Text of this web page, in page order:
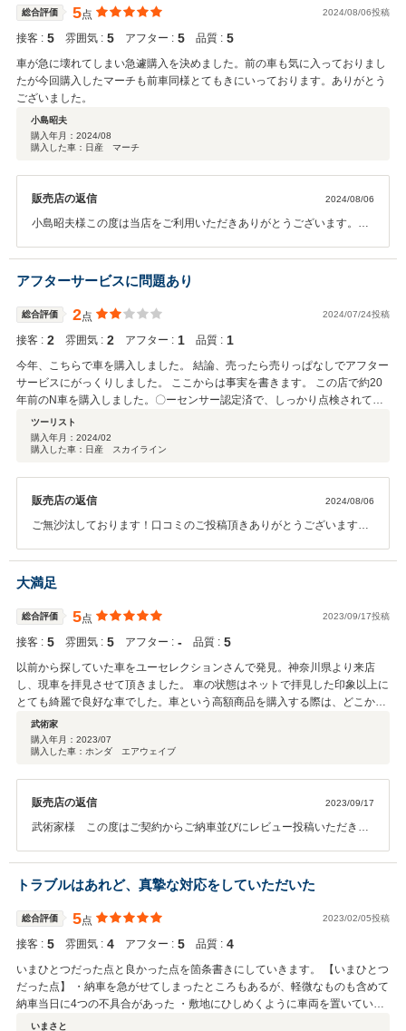
いいただければと思います！よろしくお願いいたします。
総合評価 5点 2024/08/06投稿
接客 : 5 雰囲気 : 5 アフター : 5 品質 : 5
車が急に壊れてしまい急遽購入を決めました。前の車も気に入っておりまし
たが今回購入したマーチも前車同様とてもきにいっております。ありがとう
ございました。
小島昭夫
購入年月： 2024/08
購入した車：日産 マーチ
販売店の返信 2024/08/06
小島昭夫様この度は当店をご利用いただきありがとうございます。マ
録までスムーズにできました！ご納車が早くでき良かったです！オイ
ル交換/ワイパーゴムの交換などございましたら是非ご連絡くださいま
せ。スタッフ一同心よりお待ちしております。
アフターサービスに問題あり
総合評価 2点 2024/07/24投稿
接客 : 2 雰囲気 : 2 アフター : 1 品質 : 1
今年、こちらで車を購入しました。 結論、売ったら売りっぱなしでアフター
サービスにがっくりしました。 ここからは事実を書きます。 この店で約20
年前のN車を購入しました。〇ーセンサー認定済で、しっかり点検されてい
るようだから、大丈夫だろうと購入して３か月経ったころ、ディーラーでラ
ジエーター液を交換してもらおうとしたところ、ディーラーテクニカルアド
バイザーからラジエーターから微量にクーラント漏れありと報告を受けまし
ロアアームブーツ切れ、サスペンションメンバーブッシュ切れの連絡を受
け、ディーラーテクニカルアドバイザーから、これは車検通りませんよと報
でした。 あと気になったこと・・・ こちらで購入検討していた車は２台あ
りました。そのうちの一台が定期点検記録簿が無かった（無いと対面にて案
内を受けた）にもかかわらず、これを書いている今現在、定期点検記録簿あ
りで販売している事実。
ツーリスト
購入年月： 2024/02
購入した車：日産 スカイライン
販売店の返信 2024/08/06
ご無沙汰しております！口コミのご投稿頂きありがとうございます。
点検整備をおこなっております。記録簿がないと言うことでしたら再
発行のお手続きも可能となりますのでその際は日産ディーラーさんに
ご連絡させて頂きます。ディーラーさんでしっかりと整備点検をおこ
なっておりますが納車して半年ほどでブッシュ/ブーツ（消耗品）が切
れてしまうなど大変申し訳ございませんでした。※車検の時は問題な
かったのか？ブッシュ/ブーツ切れがあればもちろん車検は通りませ
ん。日産ディーラーさんで点検もしておりますし陸運支局でも見てお
りますので車検時に切れていたということは考えにくいと思います。
２０年前のお車になりますが走行距離も少なく程度の良いお車になり
ました。
大満足
総合評価 5点 2023/09/17投稿
接客 : 5 雰囲気 : 5 アフター : ‐ 品質 : 5
以前から探していた車をユーセレクションさんで発見。神奈川県より来店
し、現車を拝見させて頂きました。 車の状態はネットで拝見した印象以上に
とても綺麗で良好な車でした。車という高額商品を購入する際は、どこか不
安が付きまとうものですが、ご担当者様は押しつけがましい売り込みはひと
つもなく丁寧かつ誠実なご案内をして頂き、こちらの要望に対しても気持ち
よくご対応して頂けました。 納車後、車の調子も大変よく、私自身も家族も
いました。
武術家
購入年月： 2023/07
購入した車：ホンダ エアウェイブ
販売店の返信 2023/09/17
武術家様 この度はご契約からご納車並びにレビュー投稿いただき誠
便おかけし大変申し訳ございませんでした。ご納車からは約２ヶ月ほ
ど経ちますが、お車と接客に関してご満足いただけたようでこちらと
しても大変嬉しい限りでございますし、こちらとしても武術家様とお
母様には大変お世話になりました。少し遠方ということもあり中々ア
フターフォローも難しいかもしれませんが、お車のことでご相談ござ
いましたらお申し付けください。この度は誠にありがとうございまし
た！
トラブルはあれど、真摯な対応をしていただいた
総合評価 5点 2023/02/05投稿
接客 : 5 雰囲気 : 4 アフター : 5 品質 : 4
いまひとつだった点と良かった点を箇条書きにしていきます。 【いまひとつ
だった点】 ・納車を急がせてしまったところもあるが、軽微なものも含めて
納車当日に4つの不具合があった ・敷地にひしめくように車両を置いている
ので、来客用駐車場までの道のりが狭い 【良かった点】 ・ことセダンに対
いまさと